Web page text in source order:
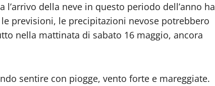
della neve in questo periodo dell’anno ha
previsioni, le precipitazioni nevose potrebbero
nella mattinata di sabato 16 maggio, ancora
sentire con piogge, vento forte e mareggiate.